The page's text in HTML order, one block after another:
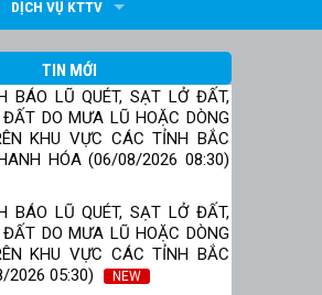
DỊCH VỤ KTTV
TIN MỚI
BÁO LŨ QUÉT, SẠT LỞ ĐẤT,
DO MƯA LŨ HOẶC DÒNG
KHU VỰC CÁC TỈNH BẮC
HÓA (06/08/2026 08:30)
BÁO LŨ QUÉT, SẠT LỞ ĐẤT,
DO MƯA LŨ HOẶC DÒNG
KHU VỰC CÁC TỈNH BẮC
2026 05:30)
NEW